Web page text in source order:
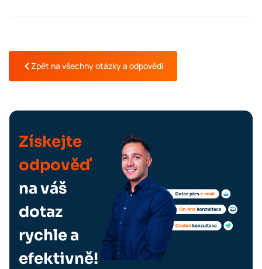
Zpět na všechny otázky a odpovědi
Získejte
odpověď
na váš
dotaz
rychle a
efektivně!